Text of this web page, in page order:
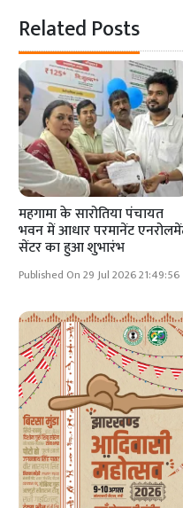
Related Posts
महगामा के सारोतिया पंचायत
भवन में आधार परमानेंट
सेंटर का हुआ शुभारंभ
Published On 29 Jul 2026 21:49:56